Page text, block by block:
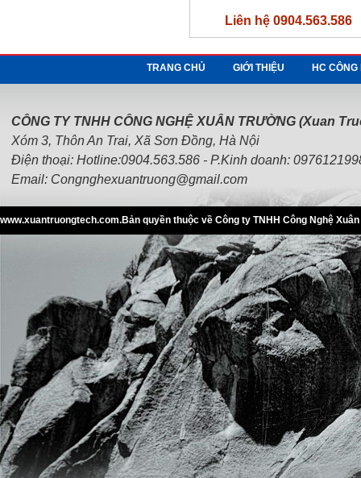
Liên hệ 0904.563.586
PROPYLENE GLYCOL
Liên hệ 0904.563.586
Xút
Liên hệ 0904.563.586
TRANG CHỦ GIỚI THIỆU HC CÔNG
CÔNG TY TNHH CÔNG NGHỆ XUÂN TRƯỜNG (Xuan
Xóm 3, Thôn An Trai, Xã Sơn Đồng, Hà Nội
Điện thoại: Hotline:0904.563.586 - P.Kinh doanh:
Email: Congnghexuantruong@gmail.com
www.xuantruongtech.com.Bản quyền thuộc về Công ty TNHH Công Nghệ